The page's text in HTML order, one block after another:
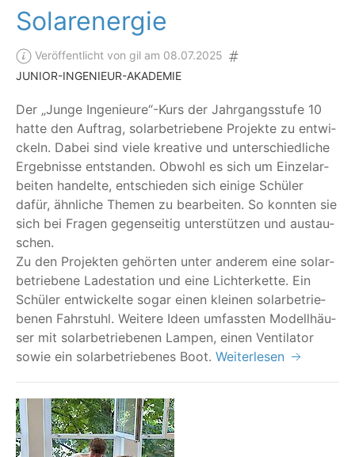
Solarenergie
Veröffentlicht von gil am 08.07.2025
JUNIOR-INGENIEUR-AKADEMIE
Der „Jun­ge Ingenieure“-Kurs der Jahr­gangs­stu­fe 10
hat­te den Auf­trag, solar­be­trie­be­ne Pro­jek­te zu ent­wi­
ckeln. Dabei sind vie­le krea­ti­ve und unter­schied­li­che
Ergeb­nis­se ent­stan­den. Obwohl es sich um Ein­zel­ar­
bei­ten han­del­te, ent­schie­den sich eini­ge Schü­ler
dafür, ähn­li­che The­men zu bear­bei­ten. So konn­ten sie
sich bei Fra­gen gegen­sei­tig unter­stüt­zen und aus­tau­
schen.
Zu den Pro­jek­ten gehör­ten unter ande­rem eine solar­
be­trie­be­ne Lade­sta­ti­on und eine Lich­ter­ket­te. Ein
Schü­ler ent­wi­ckel­te sogar einen klei­nen solar­be­trie­
be­nen Fahr­stuhl. Wei­te­re Ideen umfass­ten Modell­häu­
ser mit solar­be­trie­be­nen Lam­pen, einen Ven­ti­la­tor
sowie ein solar­be­trie­be­nes Boot. Weiterlesen